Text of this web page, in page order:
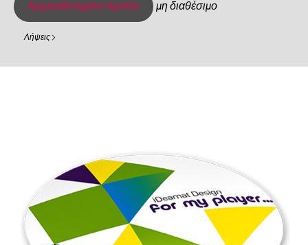
Αρχειοθετημένο προϊόν μη διαθέσιμο
Λήψεις